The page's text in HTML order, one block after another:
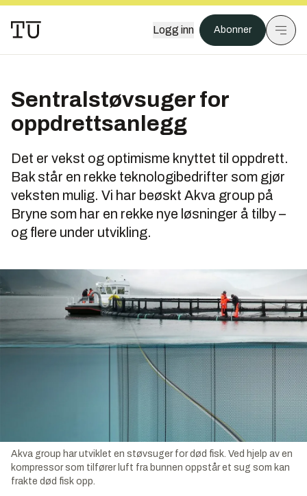
Logg inn Abonner
Sentralstøvsuger for
oppdrettsanlegg
Det er vekst og optimisme knyttet til oppdrett.
Bak står en rekke teknologibedrifter som gjør
veksten mulig. Vi har beøskt Akva group på
Bryne som har en rekke nye løsninger å tilby –
og flere under utvikling.
Akva group har utviklet en støvsuger for død fisk. Ved hjelp av en
kompressor som tilfører luft fra bunnen oppstår et sug som kan
frakte død fisk opp.